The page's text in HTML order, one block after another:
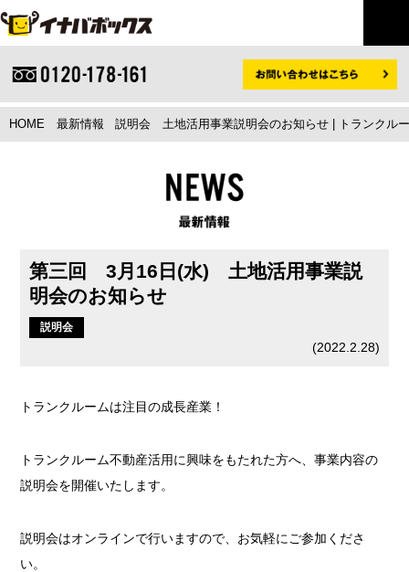
HOME 最新情報 説明会 土地活用事業説明会のお知らせ | トランクル
第三回 3月16日(水) 土地活用事業説
明会のお知らせ
説明会
(2022.2.28)
トランクルームは注目の成長産業！
トランクルーム不動産活用に興味をもたれた方へ、事業内容の
説明会を開催いたします。
説明会はオンラインで行いますので、お気軽にご参加くださ
い。